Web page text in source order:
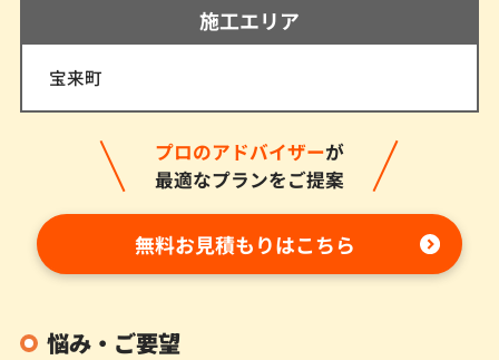
施工エリア
宝来町
プロのアドバイザーが
最適なプランをご提案
無料お見積もりはこちら
悩み・ご要望